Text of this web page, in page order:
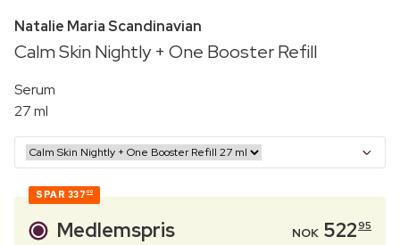
Natalie Maria Scandinavian
Calm Skin Nightly + One Booster Refill
Serum
27 ml
SPAR 337 00
Medlemspris NOK 52295